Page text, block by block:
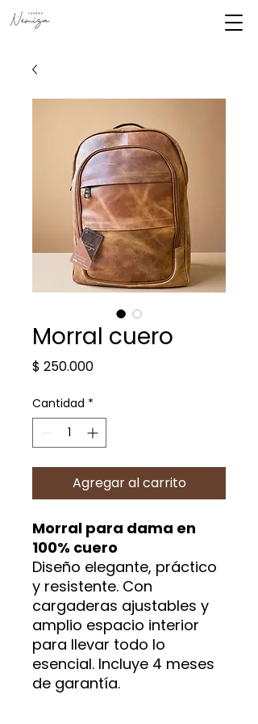
Morral cuero
$ 250.000Precio
Cantidad *
Agregar al carrito
Morral para dama en
100% cuero
Diseño elegante, práctico
y resistente. Con
cargaderas ajustables y
amplio espacio interior
para llevar todo lo
esencial. Incluye 4 meses
de garantía.